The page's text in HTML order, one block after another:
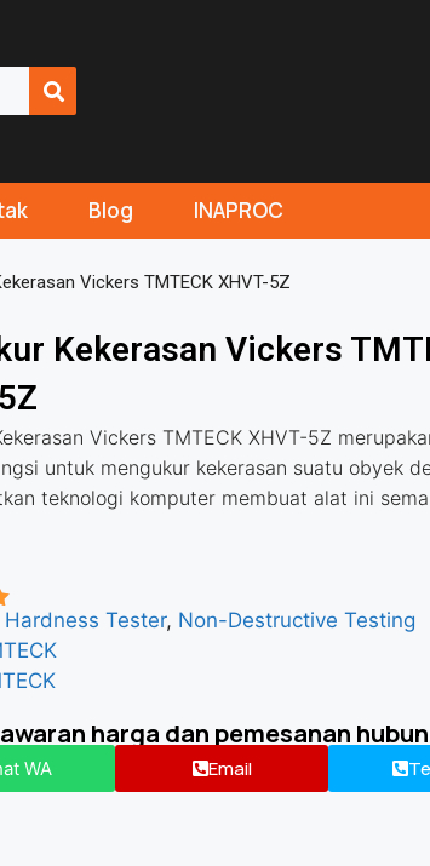
Blog INAPROC
Vickers TMTECK XHVT-5Z
Kekerasan Vickers
Vickers TMTECK XHVT-5Z meru
untuk mengukur kekerasan suatu obyek
teknologi komputer membuat alat ini
Hardness Tester, Non-Destructive Testing
harga dan pemesanan
WA Email